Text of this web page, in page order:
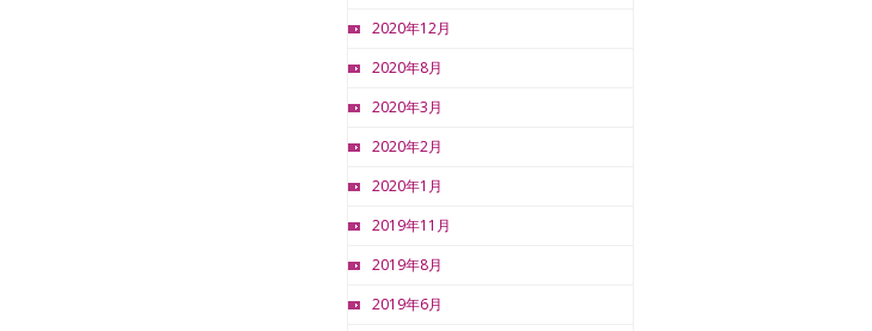
2020年12月
2020年8月
2020年3月
2020年2月
2020年1月
2019年11月
2019年8月
2019年6月